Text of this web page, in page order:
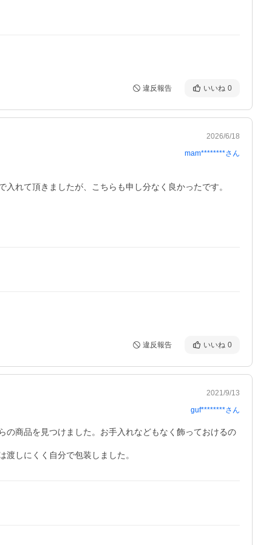
違反報告 いいね 0
2026/6/18
mam********さん
入れて頂きましたが、こちらも申し分なく良かったです。
違反報告 いいね 0
2021/9/13
guf********さん
商品を見つけました。お手入れなどもなく飾っておけるの
しにくく自分で包装しました。